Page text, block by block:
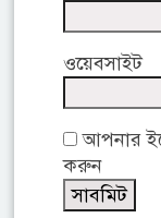
ওয়েবসাইট
আপনার
করুন